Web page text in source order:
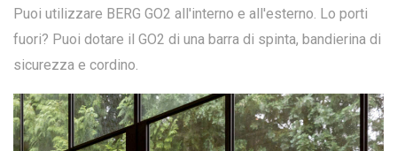
Puoi utilizzare BERG GO2 all'interno e all'esterno. Lo porti
fuori? Puoi dotare il GO2 di una barra di spinta, bandierina di
sicurezza e cordino.